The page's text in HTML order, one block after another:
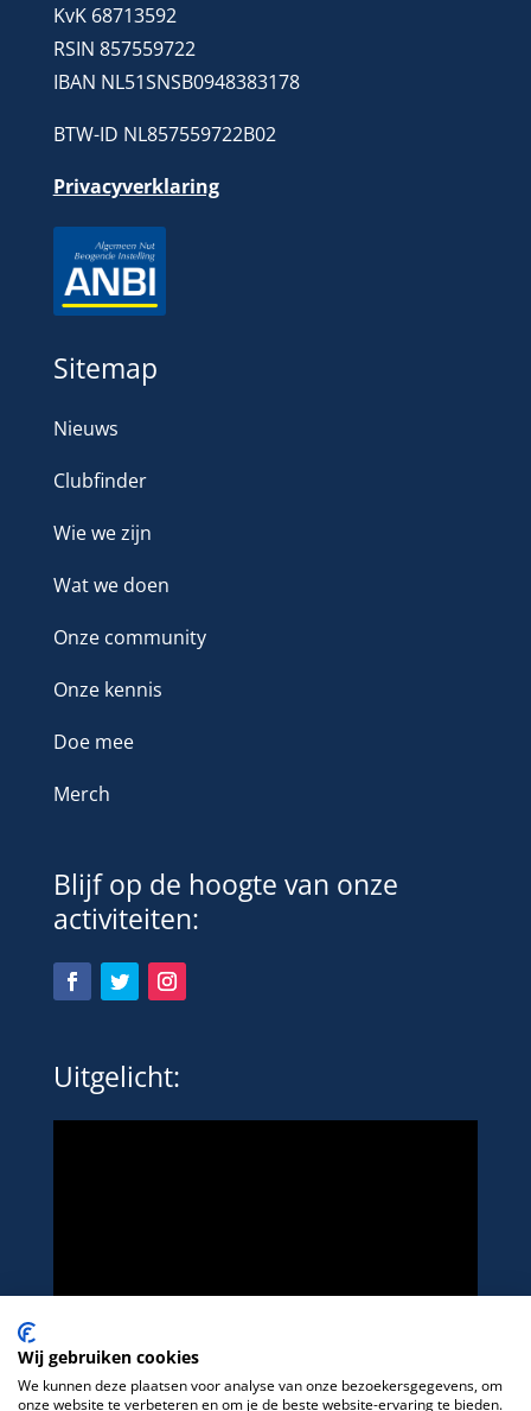
KvK 68713592
RSIN 857559722
IBAN NL51SNSB0948383178
BTW-ID NL857559722B02
Privacyverklaring
Sitemap
Nieuws
Clubfinder
Wie we zijn
Wat we doen
Onze community
Onze kennis
Doe mee
Merch
Blijf op de hoogte van onze
activiteiten:
Uitgelicht:
Wij gebruiken cookies
We kunnen deze plaatsen voor analyse van onze bezoekersgegevens, om
onze website te verbeteren en om je de beste website-ervaring te bieden.